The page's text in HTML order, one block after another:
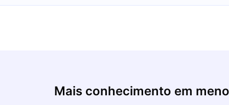
Mais conhecimento em